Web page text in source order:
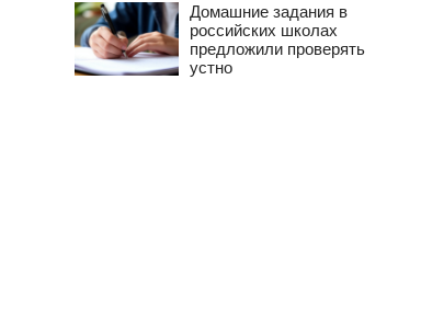
Домашние задания в
российских школах
предложили проверять
устно